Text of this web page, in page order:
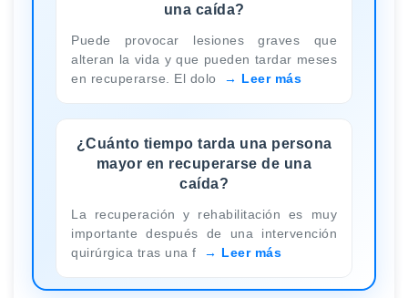
una caída?
Puede provocar lesiones graves que
alteran la vida y que pueden tardar meses
en recuperarse. El dolo
Leer más
¿Cuánto tiempo tarda una persona
mayor en recuperarse de una
caída?
La recuperación y rehabilitación es muy
importante después de una intervención
quirúrgica tras una f
Leer más